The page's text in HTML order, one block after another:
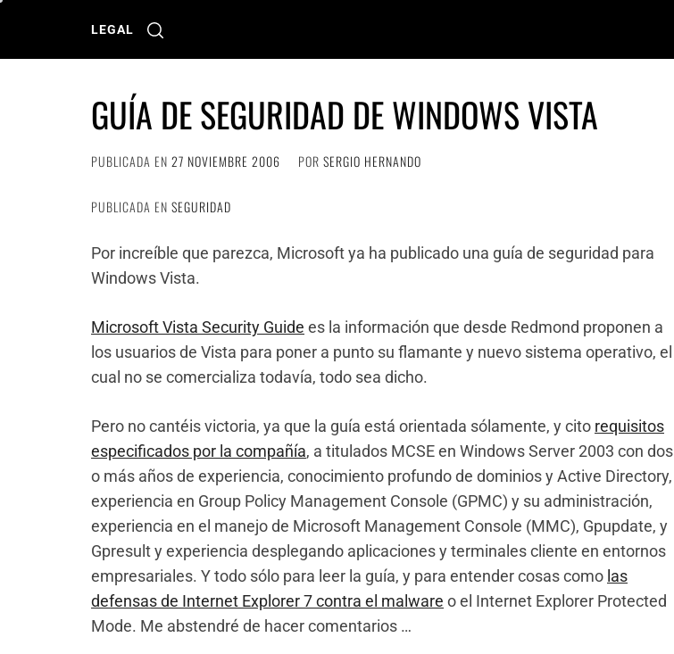
LEGAL
GUÍA DE SEGURIDAD DE WINDOWS VISTA
PUBLICADA EN 27 NOVIEMBRE 2006 POR SERGIO HERNANDO
PUBLICADA EN SEGURIDAD
Por increíble que parezca, Microsoft ya ha publicado una guía de seguridad para
Windows Vista.
Microsoft Vista Security Guide es la información que desde Redmond proponen a
los usuarios de Vista para poner a punto su flamante y nuevo sistema operativo, el
cual no se comercializa todavía, todo sea dicho.
Pero no cantéis victoria, ya que la guía está orientada sólamente, y cito requisitos
especificados por la compañía, a titulados MCSE en Windows Server 2003 con dos
o más años de experiencia, conocimiento profundo de dominios y Active Directory,
experiencia en Group Policy Management Console (GPMC) y su administración,
experiencia en el manejo de Microsoft Management Console (MMC), Gpupdate, y
Gpresult y experiencia desplegando aplicaciones y terminales cliente en entornos
empresariales. Y todo sólo para leer la guía, y para entender cosas como las
defensas de Internet Explorer 7 contra el malware o el Internet Explorer Protected
Mode. Me abstendré de hacer comentarios …